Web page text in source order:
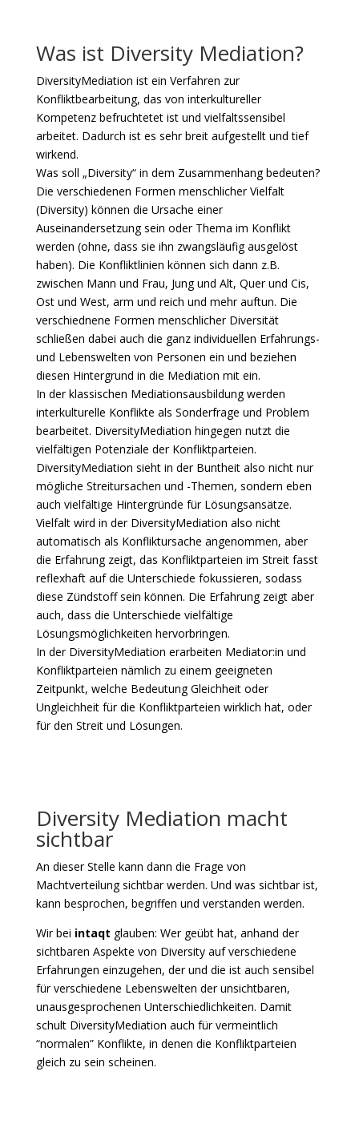
Was ist Diversity Mediation?
DiversityMediation ist ein Verfahren zur
Konfliktbearbeitung, das von interkultureller
Kompetenz befruchtetet ist und vielfaltssensibel
arbeitet. Dadurch ist es sehr breit aufgestellt und tief
wirkend.
Was soll „Diversity“ in dem Zusammenhang bedeuten?
Die verschiedenen Formen menschlicher Vielfalt
(Diversity) können die Ursache einer
Auseinandersetzung sein oder Thema im Konflikt
werden (ohne, dass sie ihn zwangsläufig ausgelöst
haben). Die Konfliktlinien können sich dann z.B.
zwischen Mann und Frau, Jung und Alt, Quer und Cis,
Ost und West, arm und reich und mehr auftun. Die
verschiednene Formen menschlicher Diversität
schließen dabei auch die ganz individuellen Erfahrungs-
und Lebenswelten von Personen ein und beziehen
diesen Hintergrund in die Mediation mit ein.
In der klassischen Mediationsausbildung werden
interkulturelle Konflikte als Sonderfrage und Problem
bearbeitet. DiversityMediation hingegen nutzt die
vielfältigen Potenziale der Konfliktparteien.
DiversityMediation sieht in der Buntheit also nicht nur
mögliche Streitursachen und -Themen, sondern eben
auch vielfältige Hintergründe für Lösungsansätze.
Vielfalt wird in der DiversityMediation also nicht
automatisch als Konfliktursache angenommen, aber
die Erfahrung zeigt, das Konfliktparteien im Streit fasst
reflexhaft auf die Unterschiede fokussieren, sodass
diese Zündstoff sein können. Die Erfahrung zeigt aber
auch, dass die Unterschiede vielfältige
Lösungsmöglichkeiten hervorbringen.
In der DiversityMediation erarbeiten Mediator:in und
Konfliktparteien nämlich zu einem geeigneten
Zeitpunkt, welche Bedeutung Gleichheit oder
Ungleichheit für die Konfliktparteien wirklich hat, oder
für den Streit und Lösungen.
Diversity Mediation macht
sichtbar
An dieser Stelle kann dann die Frage von
Machtverteilung sichtbar werden. Und was sichtbar ist,
kann besprochen, begriffen und verstanden werden.
Wir bei intaqt glauben: Wer geübt hat, anhand der
sichtbaren Aspekte von Diversity auf verschiedene
Erfahrungen einzugehen, der und die ist auch sensibel
für verschiedene Lebenswelten der unsichtbaren,
unausgesprochenen Unterschiedlichkeiten. Damit
schult DiversityMediation auch für vermeintlich
“normalen” Konflikte, in denen die Konfliktparteien
gleich zu sein scheinen.